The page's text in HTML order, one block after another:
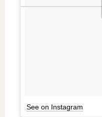
See on Instagram